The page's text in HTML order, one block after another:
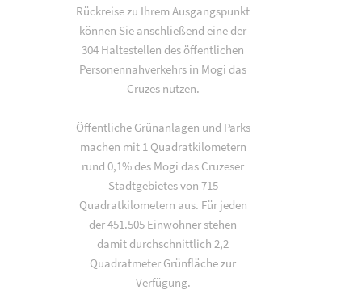
Rückreise zu Ihrem Ausgangspunkt
können Sie anschließend eine der
304 Haltestellen des öffentlichen
Personennahverkehrs in Mogi das
Cruzes nutzen.
Öffentliche Grünanlagen und Parks
machen mit 1 Quadratkilometern
rund 0,1% des Mogi das Cruzeser
Stadtgebietes von 715
Quadratkilometern aus. Für jeden
der 451.505 Einwohner stehen
damit durchschnittlich 2,2
Quadratmeter Grünfläche zur
Verfügung.